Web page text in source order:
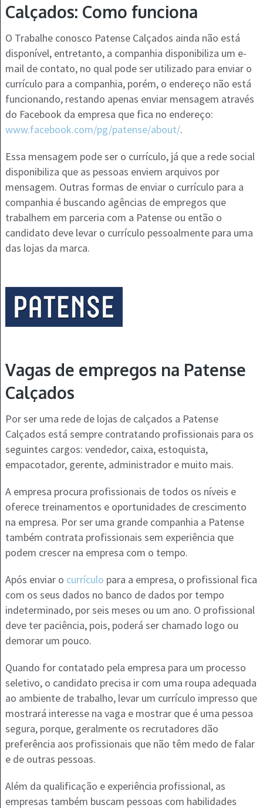
Calçados: Como funciona
O Trabalhe conosco Patense Calçados ainda não está
disponível, entretanto, a companhia disponibiliza um e-
mail de contato, no qual pode ser utilizado para enviar o
currículo para a companhia, porém, o endereço não está
funcionando, restando apenas enviar mensagem através
do Facebook da empresa que fica no endereço:
www.facebook.com/pg/patense/about/.
Essa mensagem pode ser o currículo, já que a rede social
disponibiliza que as pessoas enviem arquivos por
mensagem. Outras formas de enviar o currículo para a
companhia é buscando agências de empregos que
trabalhem em parceria com a Patense ou então o
candidato deve levar o currículo pessoalmente para uma
das lojas da marca.
Vagas de empregos na Patense
Calçados
Por ser uma rede de lojas de calçados a Patense
Calçados está sempre contratando profissionais para os
seguintes cargos: vendedor, caixa, estoquista,
empacotador, gerente, administrador e muito mais.
A empresa procura profissionais de todos os níveis e
oferece treinamentos e oportunidades de crescimento
na empresa. Por ser uma grande companhia a Patense
também contrata profissionais sem experiência que
podem crescer na empresa com o tempo.
Após enviar o currículo para a empresa, o profissional fica
com os seus dados no banco de dados por tempo
indeterminado, por seis meses ou um ano. O profissional
deve ter paciência, pois, poderá ser chamado logo ou
demorar um pouco.
Quando for contatado pela empresa para um processo
seletivo, o candidato precisa ir com uma roupa adequada
ao ambiente de trabalho, levar um currículo impresso que
mostrará interesse na vaga e mostrar que é uma pessoa
segura, porque, geralmente os recrutadores dão
preferência aos profissionais que não têm medo de falar
e de outras pessoas.
Além da qualificação e experiência profissional, as
empresas também buscam pessoas com habilidades